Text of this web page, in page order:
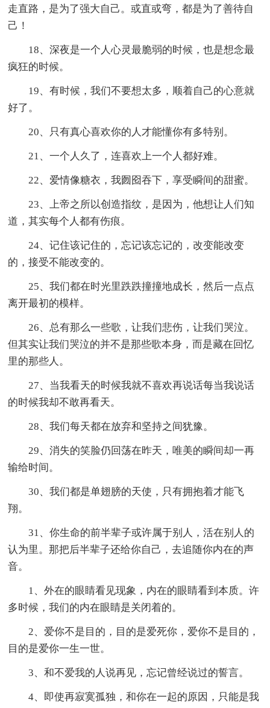
走直路，是为了强大自己。或直或弯，都是为了善待自
己！
18、深夜是一个人心灵最脆弱的时候，也是想念最
疯狂的时候。
19、有时候，我们不要想太多，顺着自己的心意就
好了。
20、只有真心喜欢你的人才能懂你有多特别。
21、一个人久了，连喜欢上一个人都好难。
22、爱情像糖衣，我囫囵吞下，享受瞬间的甜蜜。
23、上帝之所以创造指纹，是因为，他想让人们知
道，其实每个人都有伤痕。
24、记住该记住的，忘记该忘记的，改变能改变
的，接受不能改变的。
25、我们都在时光里跌跌撞撞地成长，然后一点点
离开最初的模样。
26、总有那么一些歌，让我们悲伤，让我们哭泣。
但其实让我们哭泣的并不是那些歌本身，而是藏在回忆
里的那些人。
27、当我看天的时候我就不喜欢再说话每当我说话
的时候我却不敢再看天。
28、我们每天都在放弃和坚持之间犹豫。
29、消失的笑脸仍回荡在昨天，唯美的瞬间却一再
输给时间。
30、我们都是单翅膀的天使，只有拥抱着才能飞
翔。
31、你生命的前半辈子或许属于别人，活在别人的
认为里。那把后半辈子还给你自己，去追随你内在的声
音。
1、外在的眼睛看见现象，内在的眼睛看到本质。许
多时候，我们的内在眼睛是关闭着的。
2、爱你不是目的，目的是爱死你，爱你不是目的，
目的是爱你一生一世。
3、和不爱我的人说再见，忘记曾经说过的誓言。
4、即使再寂寞孤独，和你在一起的原因，只能是我